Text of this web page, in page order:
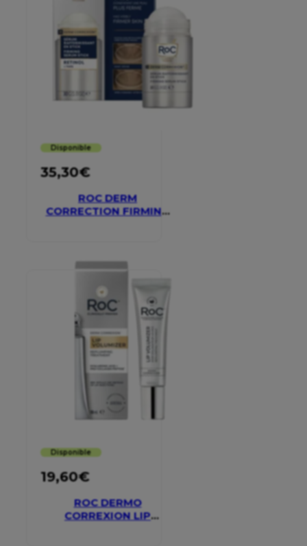
Disponible
35,30€
ROC DERM
CORRECTION FIRMING
Disponible
19,60€
ROC DERMO
CORREXION LIP